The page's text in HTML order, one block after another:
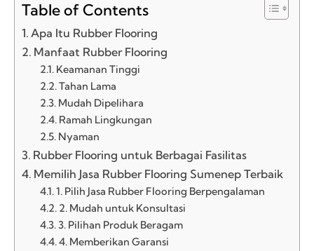
Table of Contents
Apa Itu Rubber Flooring
Manfaat Rubber Flooring
Keamanan Tinggi
Tahan Lama
Mudah Dipelihara
Ramah Lingkungan
Nyaman
Rubber Flooring untuk Berbagai Fasilitas
Memilih Jasa Rubber Flooring Sumenep Terbaik
1. Pilih Jasa Rubber Flooring Berpengalaman
2. Mudah untuk Konsultasi
3. Pilihan Produk Beragam
4. Memberikan Garansi